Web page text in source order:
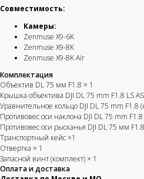
Совместимость:
Камеры:
Zenmuse X9-6K
Zenmuse X9-8K
Zenmuse X9-8K Air
Комплектация
Объектив DL 75 мм F1.8 × 1
Крышка объектива DJI DL 75 mm F1.8 LS
Уравнительное кольцо DJI DL 75 mm F1.8
Противовес оси наклона DJI DL 75 mm F1.8
Противовес оси рысканья DJI DL 75 мм
Транспортный кейс ×1
Отвертка × 1
Запасной винт (комплект) × 1
Оплата и доставка
Решения для бизнеса
Участвуем
в тендерах
Оставить заявку